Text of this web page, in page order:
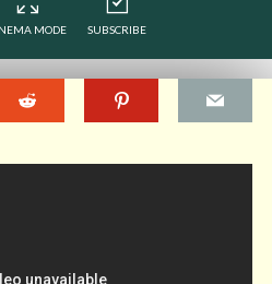
MODE SUBSCRIBE